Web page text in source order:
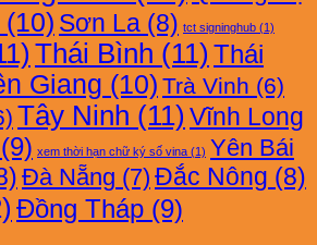
(10) Sơn La (8) tct signinghub (1)
Thái Bình (11) Thái
Giang (10) Trà Vinh (6)
Tây Ninh (11) Vĩnh Long
(9) xem thời hạn chữ ký số vina (1) Yên Bái
Đà Nẵng (7) Đắc Nông (8)
Đồng Tháp (9)